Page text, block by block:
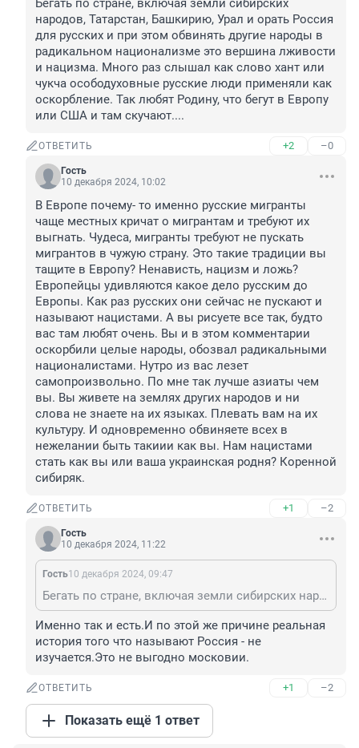
Бегать по стране, включая земли сибирских
народов, Татарстан, Башкирию, Урал и орать Россия
для русских и при этом обвинять другие народы в
радикальном национализме это вершина лживости
и нацизма. Много раз слышал как слово хант или
чукча осободуховные русские люди применяли как
оскорбление. Так любят Родину, что бегут в Европу
или США и там скучают....
ОТВЕТИТЬ +2 –0
Гость
10 декабря 2024, 10:02
В Европе почему- то именно русские мигранты
чаще местных кричат о мигрантам и требуют их
выгнать. Чудеса, мигранты требуют не пускать
мигрантов в чужую страну. Это такие традиции вы
тащите в Европу? Ненависть, нацизм и ложь?
Европейцы удивляются какое дело русским до
Европы. Как раз русских они сейчас не пускают и
называют нацистами. А вы рисуете все так, будто
вас там любят очень. Вы и в этом комментарии
оскорбили целые народы, обозвал радикальными
националистами. Нутро из вас лезет
самопроизвольно. По мне так лучше азиаты чем
вы. Вы живете на землях других народов и ни
слова не знаете на их языках. Плевать вам на их
культуру. И одновременно обвиняете всех в
нежелании быть такиии как вы. Нам нацистами
стать как вы или ваша украинская родня? Коренной
сибиряк.
ОТВЕТИТЬ +1 –2
Гость
10 декабря 2024, 11:22
Гость10 декабря 2024, 09:47
Бегать по стране, включая земли сибирских народов, Татарстан, Башкирию, Урал и орать Россия для русских и при этом обвинять другие народы в радикальном национализме это вершина лживости и нацизма. Много раз слышал как слово хант или чукча осободуховные русские люди применяли как оскорбление. Так любят Родину, что бегут в Европу или США и там скучают....
Именно так и есть.И по этой же причине реальная
история того что называют Россия - не
изучается.Это не выгодно московии.
ОТВЕТИТЬ +1 –2
Показать ещё 1 ответ